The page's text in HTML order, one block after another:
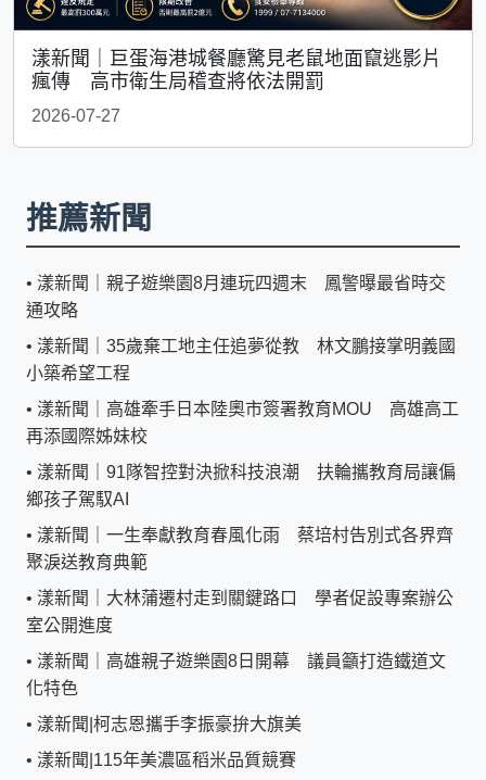
漾新聞｜巨蛋海港城餐廳驚見老鼠地面竄逃影片
瘋傳 高市衛生局稽查將依法開罰
2026-07-27
推薦新聞
• 漾新聞｜親子遊樂園8月連玩四週末 鳳警曝最省時交
通攻略
• 漾新聞｜35歲棄工地主任追夢從教 林文鵬接掌明義國
小築希望工程
• 漾新聞｜高雄牽手日本陸奧市簽署教育MOU 高雄高工
再添國際姊妹校
• 漾新聞｜91隊智控對決掀科技浪潮 扶輪攜教育局讓偏
鄉孩子駕馭AI
• 漾新聞｜一生奉獻教育春風化雨 蔡培村告別式各界齊
聚淚送教育典範
• 漾新聞｜大林蒲遷村走到關鍵路口 學者促設專案辦公
室公開進度
• 漾新聞｜高雄親子遊樂園8日開幕 議員籲打造鐵道文
化特色
• 漾新聞|柯志恩攜手李振豪拚大旗美
• 漾新聞|115年美濃區稻米品質競賽